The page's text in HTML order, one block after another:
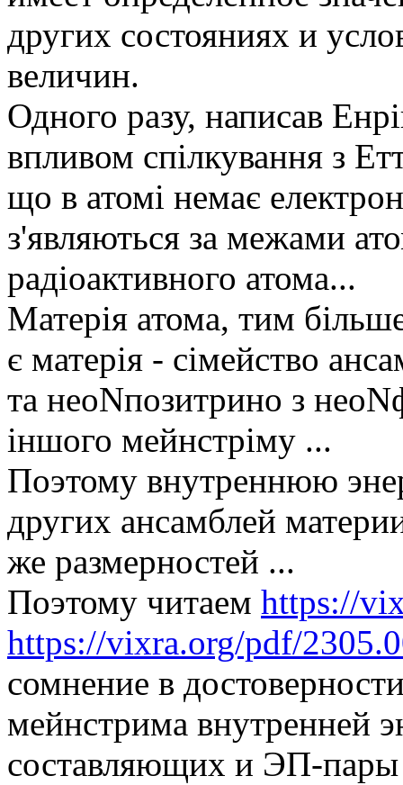
других состояниях и
величин.
Одного разу, написав
впливом спілкування з
що в атомі немає
з'являються за межами
радіоактивного атома...
Матерія атома, тим
є матерія - сімейство
та неоNпозитрино з
іншого мейнстріму ...
Поэтому внутреннюю
других ансамблей
же размерностей ...
Поэтому читаем https://
https://vixra.org/pdf/
сомнение в
мейнстрима внутренней
составляющих и ЭП-